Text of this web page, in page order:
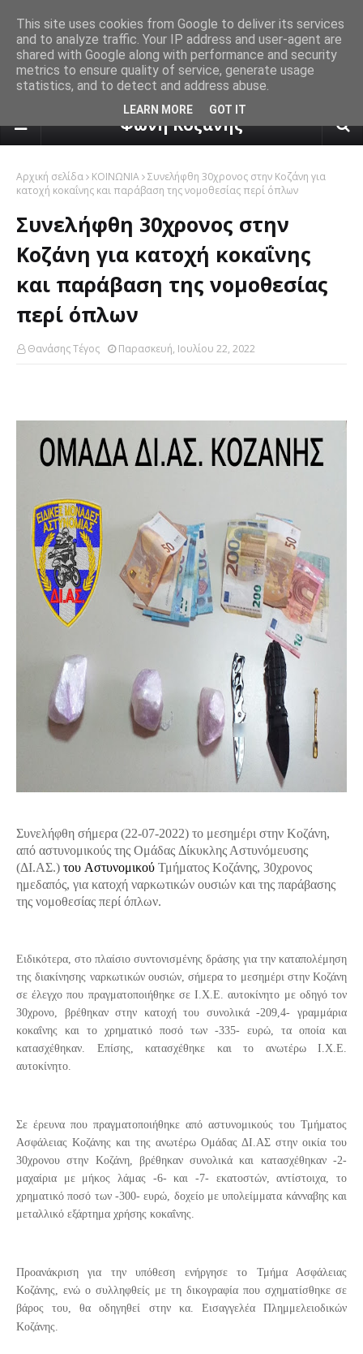
πρόγνωση καιρού από το
Φωνή Κοζάνης
Αρχική σελίδα ΚΟΙΝΩΝΙΑ Συνελήφθη 30χρονος στην Κοζάνη για
κατοχή κοκαΐνης και παράβαση της νομοθεσίας περί όπλων
Συνελήφθη 30χρονος στην
Κοζάνη για κατοχή κοκαΐνης
και παράβαση της νομοθεσίας
περί όπλων
Θανάσης Τέγος Παρασκευή, Ιουλίου 22, 2022
Συνελήφθη σήμερα (22-07-2022) το μεσημέρι στην Κοζάνη,
από αστυνομικούς της Ομάδας Δίκυκλης Αστυνόμευσης
(ΔΙ.ΑΣ.) του Αστυνομικού Τμήματος Κοζάνης, 30χρονος
ημεδαπός, για κατοχή ναρκωτικών ουσιών και της παράβασης
της νομοθεσίας περί όπλων.
Ειδικότερα, στο πλαίσιο συντονισμένης δράσης για την καταπολέμηση
της διακίνησης ναρκωτικών ουσιών, σήμερα το μεσημέρι στην Κοζάνη
σε έλεγχο που πραγματοποιήθηκε σε Ι.Χ.Ε. αυτοκίνητο με οδηγό τον
30χρονο, βρέθηκαν στην κατοχή του συνολικά -209,4- γραμμάρια
κοκαΐνης και το χρηματικό ποσό των -335- ευρώ, τα οποία και
κατασχέθηκαν. Επίσης, κατασχέθηκε και το ανωτέρω Ι.Χ.Ε.
αυτοκίνητο.
Σε έρευνα που πραγματοποιήθηκε από αστυνομικούς του Τμήματος
Ασφάλειας Κοζάνης και της ανωτέρω Ομάδας ΔΙ.ΑΣ στην οικία του
30χρονου στην Κοζάνη, βρέθηκαν συνολικά και κατασχέθηκαν -2-
μαχαίρια με μήκος λάμας -6- και -7- εκατοστών, αντίστοιχα, το
χρηματικό ποσό των -300- ευρώ, δοχείο με υπολείμματα κάνναβης και
μεταλλικό εξάρτημα χρήσης κοκαΐνης.
Προανάκριση για την υπόθεση ενήργησε το Τμήμα Ασφάλειας
Κοζάνης, ενώ ο συλληφθείς με τη δικογραφία που σχηματίσθηκε σε
βάρος του, θα οδηγηθεί στην κα. Εισαγγελέα Πλημμελειοδικών
Κοζάνης.
This site uses cookies from Google to deliver its services
and to analyze traffic. Your IP address and user-agent are
shared with Google along with performance and security
metrics to ensure quality of service, generate usage
statistics, and to detect and address abuse.
LEARN MORE GOT IT